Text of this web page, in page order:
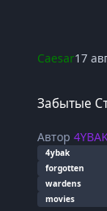
Caesar17
Забытые
Автор
4ybak
forgotten
wardens
movies